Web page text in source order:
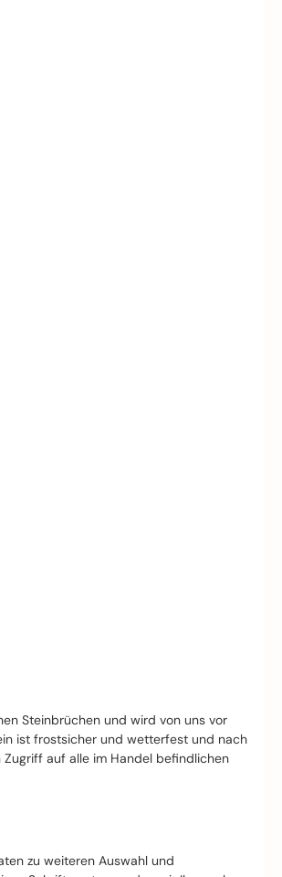
Steinbrüchen und wird von uns vor
ist frostsicher und wetterfest und nach
auf alle im Handel befindlichen
zu weiteren Auswahl und